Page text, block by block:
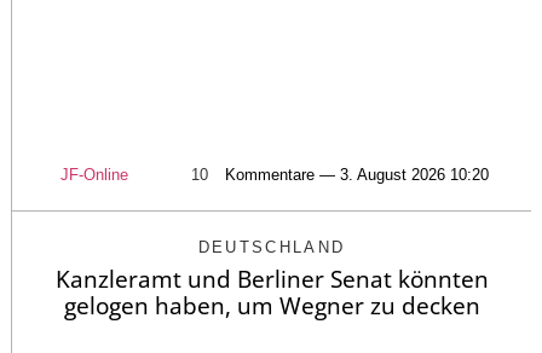
JF-Online 10 Kommentare — 3. August 2026 10:20
DEUTSCHLAND
Kanzleramt und Berliner Senat könnten
gelogen haben, um Wegner zu decken